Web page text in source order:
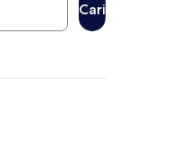
Cari